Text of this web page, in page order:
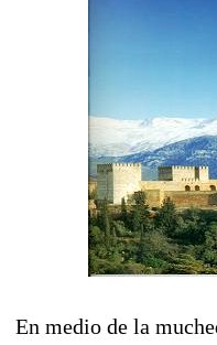
En medio de la